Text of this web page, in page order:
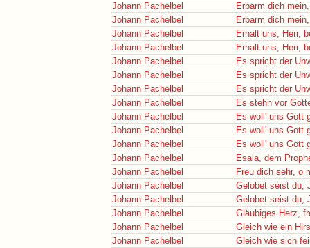
Johann Pachelbel
Erbarm dich
Johann Pachelbel
Erbarm dich
Johann Pachelbel
Erhalt uns, Herr,
Johann Pachelbel
Erhalt uns, Herr,
Johann Pachelbel
Es spricht der
Johann Pachelbel
Es spricht der
Johann Pachelbel
Es spricht der
Johann Pachelbel
Es stehn vor
Johann Pachelbel
Es woll' uns Gott
Johann Pachelbel
Es woll' uns Gott
Johann Pachelbel
Es woll' uns Gott
Johann Pachelbel
Esaia, dem
Johann Pachelbel
Freu dich sehr, o
Johann Pachelbel
Gelobet seist du,
Johann Pachelbel
Gelobet seist du,
Johann Pachelbel
Gläubiges Herz,
Johann Pachelbel
Gleich wie ein
Johann Pachelbel
Gleich wie sich